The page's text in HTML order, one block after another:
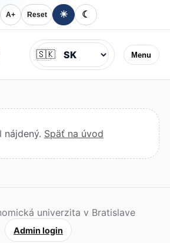
A+ Reset ☀ ☾
Menu
Jazyk
🇸🇰
nájdený. Späť na úvod
univerzita v Bratislave
Admin login